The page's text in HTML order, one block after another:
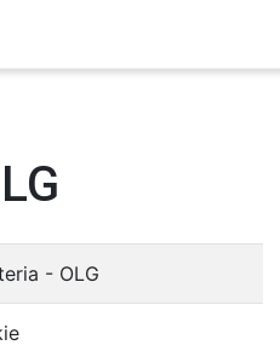
- OLG